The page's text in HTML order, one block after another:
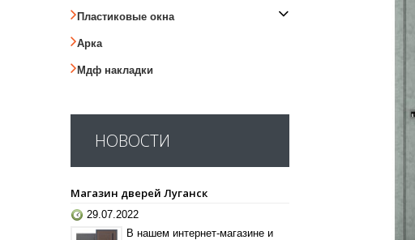
Пластиковые окна
Арка
Мдф накладки
НОВОСТИ
Магазин дверей Луганск
29.07.2022
В нашем интернет-магазине и